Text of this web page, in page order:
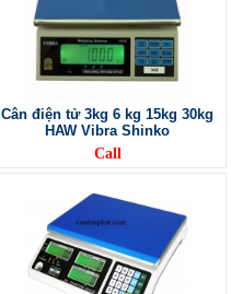
Cân điện tử 3kg 6 kg 15kg 30kg
HAW Vibra Shinko
Call